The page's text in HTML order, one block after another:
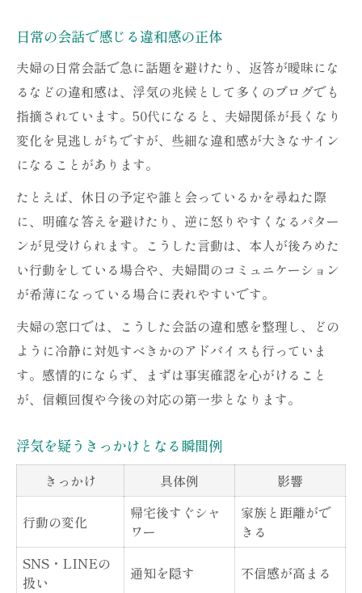
日常の会話で感じる違和感の正体
夫婦の日常会話で急に話題を避けたり、返答が曖昧にな
るなどの違和感は、浮気の兆候として多くのブログでも
指摘されています。50代になると、夫婦関係が長くなり
変化を見逃しがちですが、些細な違和感が大きなサイン
になることがあります。
たとえば、休日の予定や誰と会っているかを尋ねた際
に、明確な答えを避けたり、逆に怒りやすくなるパター
ンが見受けられます。こうした言動は、本人が後ろめた
い行動をしている場合や、夫婦間のコミュニケーション
が希薄になっている場合に表れやすいです。
夫婦の窓口では、こうした会話の違和感を整理し、どの
ように冷静に対処すべきかのアドバイスも行っていま
す。感情的にならず、まずは事実確認を心がけること
が、信頼回復や今後の対応の第一歩となります。
浮気を疑うきっかけとなる瞬間例
きっかけ 具体例 影響
行動の変化
帰宅後すぐシャ
ワー
家族と距離がで
きる
SNS・LINEの
扱い
通知を隠す 不信感が高まる